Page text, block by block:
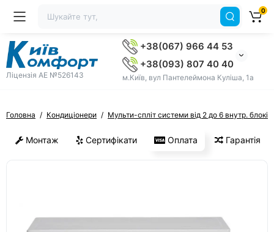
Ліцензія AE №526143
+38(067) 966 44 53
+38(093) 807 40 40
м.Київ, вул Пантелеймона Куліша, 1а
0
Головна Кондиціонери Мульти-спліт системи від 2 до 6 внутр. блоків
Монтаж Сертифікати Оплата Гарантія